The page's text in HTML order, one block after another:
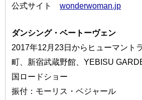
公式サイトwonderwoman.jp
ダンシング・ベートーヴェン
2017年12月23日からヒューマント
町、新宿武蔵野館、YEBISU
国ロードショー
振付：モーリス・ベジャール